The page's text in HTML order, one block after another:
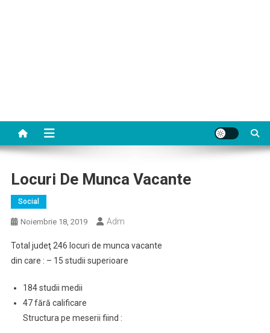
Locuri De Munca Vacante
Social
Noiembrie 18, 2019 Adm
Total judeţ 246 locuri de munca vacante
din care : – 15 studii superioare
184 studii medii
47 fără calificare
Structura pe meserii fiind :